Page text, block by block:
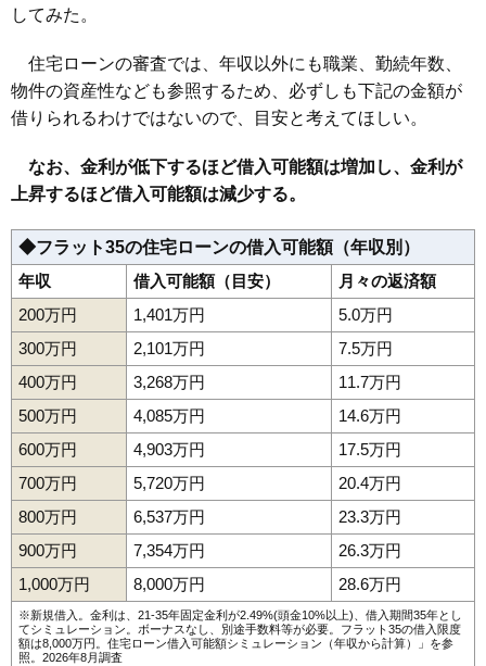
してみた。
住宅ローンの審査では、年収以外にも職業、勤続年数、
物件の資産性なども参照するため、必ずしも下記の金額が
借りられるわけではないので、目安と考えてほしい。
なお、金利が低下するほど借入可能額は増加し、金利が
上昇するほど借入可能額は減少する。
◆フラット35の住宅ローンの借入可能額（年収別）
年収
借入可能額（目安）
月々の返済額
200万円
1,401万円
5.0万円
300万円
2,101万円
7.5万円
400万円
3,268万円
11.7万円
500万円
4,085万円
14.6万円
600万円
4,903万円
17.5万円
700万円
5,720万円
20.4万円
800万円
6,537万円
23.3万円
900万円
7,354万円
26.3万円
1,000万円
8,000万円 28.6万円
※新規借入。金利は、21-35年固定金利が2.49%(頭金10%以上)、借入期間35年とし
てシミュレーション。ボーナスなし、別途手数料等が必要。フラット35の借入限度
額は8,000万円。 住宅ローン借入可能額シミュレーション（年収から計算）
」を参
照。2026年8月調査